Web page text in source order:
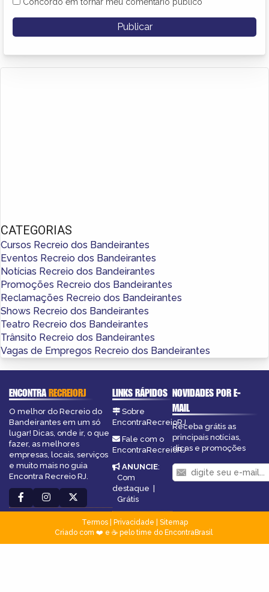
CATEGORIAS
Cursos Recreio dos Bandeirantes
Eventos Recreio dos Bandeirantes
Notícias Recreio dos Bandeirantes
Promoções Recreio dos Bandeirantes
Reclamações Recreio dos Bandeirantes
Shows Recreio dos Bandeirantes
Teatro Recreio dos Bandeirantes
Trânsito Recreio dos Bandeirantes
Vagas de Empregos Recreio dos Bandeirantes
ENCONTRARECREIORJ
O melhor do Recreio do
Bandeirantes em um só
lugar! Dicas, onde ir, o que
fazer, as melhores
empresas, locais, serviços
e muito mais no guia
Encontra Recreio RJ.
LINKS RÁPIDOS
Sobre
EncontraRecreioRJ
Fale com o
EncontraRecreioRJ
ANUNCIE:
Com
destaque
Grátis
NOVIDADES POR E-
MAIL
Receba grátis as
principais notícias,
dicas e promoções
Termos| Privacidade
Sitemap
Criado com ❤️ e ☕ pelo time do EncontraBrasil